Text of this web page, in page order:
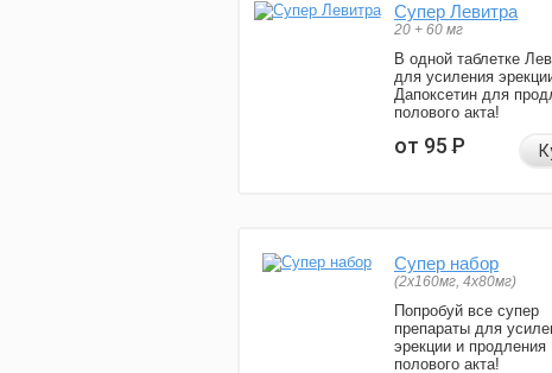
Супер Левитра
20 + 60 мг
В одной таблетке
для усиления
Дапоксетин для
полового акта!
от 95Р
Супер набор
(2х160мг, 4х80мг)
Попробуй все супер
препараты для
эрекции и продления
полового акта!